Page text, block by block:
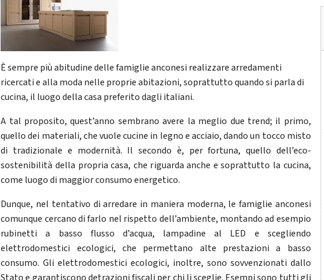
È sempre più abitudine delle famiglie anconesi realizzare arredamenti
ricercati e alla moda nelle proprie abitazioni, soprattutto quando si parla di
cucina, il luogo della casa preferito dagli italiani.
A tal proposito, quest’anno sembrano avere la meglio due trend; il primo,
quello dei materiali, che vuole cucine in legno e acciaio, dando un tocco misto
di tradizionale e modernità. Il secondo è, per fortuna, quello dell’eco-
sostenibilità della propria casa, che riguarda anche e soprattutto la cucina,
come luogo di maggior consumo energetico.
Dunque, nel tentativo di arredare in maniera moderna, le famiglie anconesi
comunque cercano di farlo nel rispetto dell’ambiente, montando ad esempio
rubinetti a basso flusso d’acqua, lampadine al LED e scegliendo
elettrodomestici ecologici, che permettano alte prestazioni a basso
consumo. Gli elettrodomestici ecologici, inoltre, sono sovvenzionati dallo